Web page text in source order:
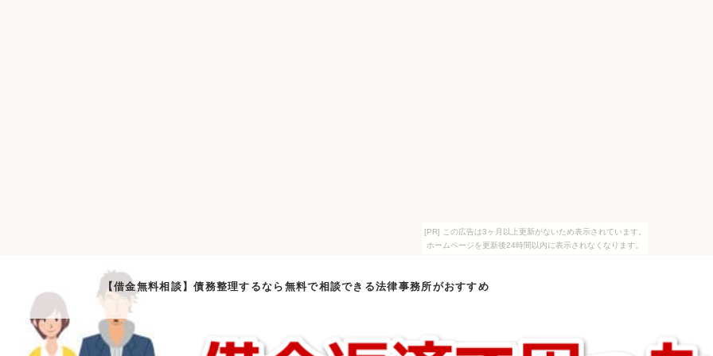
[PR] この広告は3ヶ月以上更新がないため表示されています。
ホームページを更新後24時間以内に表示されなくなります。
【借金無料相談】債務整理するなら無料で相談できる法律事務所がおすすめ